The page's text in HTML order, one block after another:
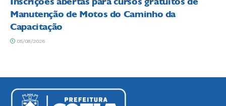
Manutenção de Motos do Caminho da
Capacitação
05/08/2026